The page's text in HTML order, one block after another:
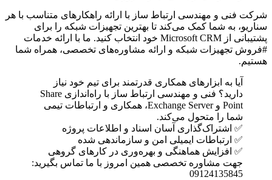
شرکت فنی و مهندسی ارتباط ساز با ارائه راهکارهای متناسب با هر
سناریو، به شما کمک می‌کند تا بهترین تجهیزات شبکه را برای
پشتیبانی از Microsoft CRM خود انتخاب کنید. ما با ارائه خدمات
#فروش تجهیزات شبکه و ارائه مشاوره‌های تخصصی، همراه شما
هستیم.
آیا به ابزارهای همکاری قدرتمند برای تیم خود نیاز
دارید؟ فنی و مهندسی ارتباط ساز با راه‌اندازی Share
Point و Exchange Server، همکاری و ارتباطات تیمی
شما را متحول می‌کند.
✅ اشتراک‌گذاری آسان اسناد و اطلاعات پروژه
✅ ارتباطات ایمیلی امن و سازماندهی شده
✅ افزایش هماهنگی و بهره‌وری در کارهای گروهی
جهت مشاوره تخصصی همین امروز با ما تماس بگیرید:
09124135845